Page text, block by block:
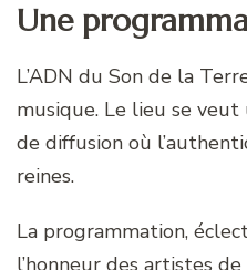
Une
L’ADN du Son de la
musique. Le lieu se
de diffusion où
reines.
La programmation,
l’honneur des artistes